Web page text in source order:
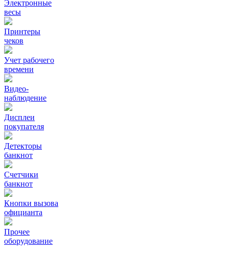
Электронные
весы
Принтеры
чеков
Учет рабочего
времени
Видео‑
наблюдение
Дисплеи
покупателя
Детекторы
банкнот
Счетчики
банкнот
Кнопки вызова
официанта
Прочее
оборудование